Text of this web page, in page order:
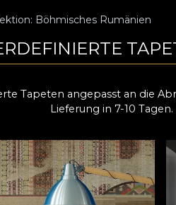
Böhmisches Rumänien
Tapeten angepasst an die
Lieferung in 7-10 Tagen.